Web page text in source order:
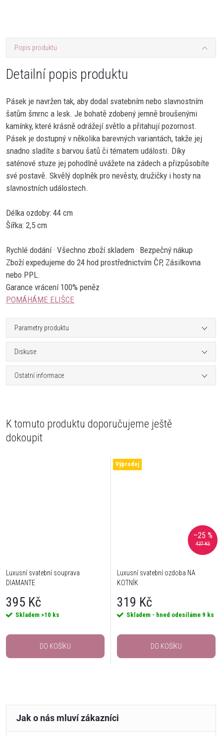
Popis produktu
Detailní popis produktu
Pásek je navržen tak, aby dodal svatebním nebo slavnostním
šatům šmrnc a lesk. Je bohatě zdobený jemně broušenými
kamínky, které krásně odrážejí světlo a přitahují pozornost.
Pásek je dostupný v několika barevných variantách, takže jej
snadno sladíte s barvou šatů či tématem události. Díky
saténové stuze jej pohodlně uvážete na zádech a přizpůsobíte
své postavě. Skvělý doplněk pro nevěsty, družičky i hosty na
slavnostních událostech.
Délka ozdoby: 44 cm
Šířka: 2,5 cm
Rychlé dodání · Všechno zboží skladem · Bezpečný nákup
Zboží expedujeme do 24 hod prostřednictvím ČP, Zásilkovna
nebo PPL.
Garance vrácení 100% peněz
POMÁHÁME ELIŠCE
Parametry produktu
Diskuse
Ostatní informace
K tomuto produktu doporučujeme ještě
dokoupit
Luxusní svatební souprava
DIAMANTE
395 Kč
Skladem >10 ks
DO KOŠÍKU
Výprodej
427 Kč
–25 %
Luxusní svatební ozdoba NA
KOTNÍK
319 Kč
Skladem - hned odesíláme 9 ks
DO KOŠÍKU